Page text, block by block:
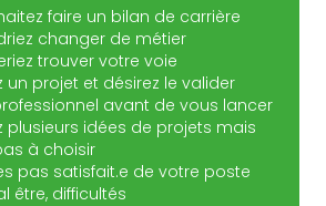
faire un bilan de carrière
changer de métier
trouver votre voie
un projet et désirez le valider
avant de vous lancer
plusieurs idées de projets mais
à choisir
pas satisfait.e de votre poste
être, difficultés